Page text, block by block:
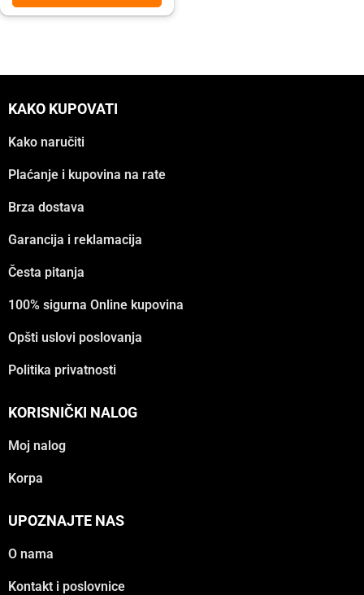
KAKO KUPOVATI
Kako naručiti
Plaćanje i kupovina na rate
Brza dostava
Garancija i reklamacija
Česta pitanja
100% sigurna Online kupovina
Opšti uslovi poslovanja
Politika privatnosti
KORISNIČKI NALOG
Moj nalog
Korpa
UPOZNAJTE NAS
O nama
Kontakt i poslovnice